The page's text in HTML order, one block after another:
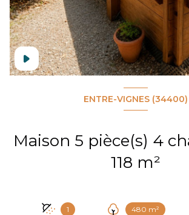
ENTRE-VIGNES (34400)
Maison 5 pièce(s) 4 chambre(s)
118 m²
1 480 m²